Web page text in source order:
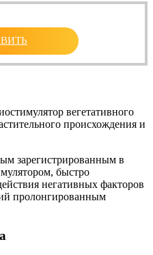
вегетативного
происхождения и
зарегистрированным в
быстро
негативных факторов
пролонгированным